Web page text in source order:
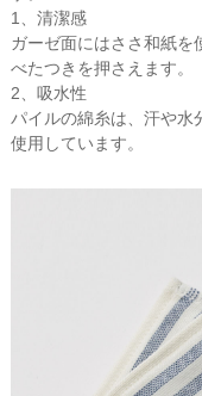
1、清潔感
ガーゼ面にはささ和紙を
べたつきを押さえます。
2、吸水性
パイルの綿糸は、汗や水
使用しています。